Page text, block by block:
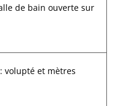
de bain ouverte sur
volupté et mètres